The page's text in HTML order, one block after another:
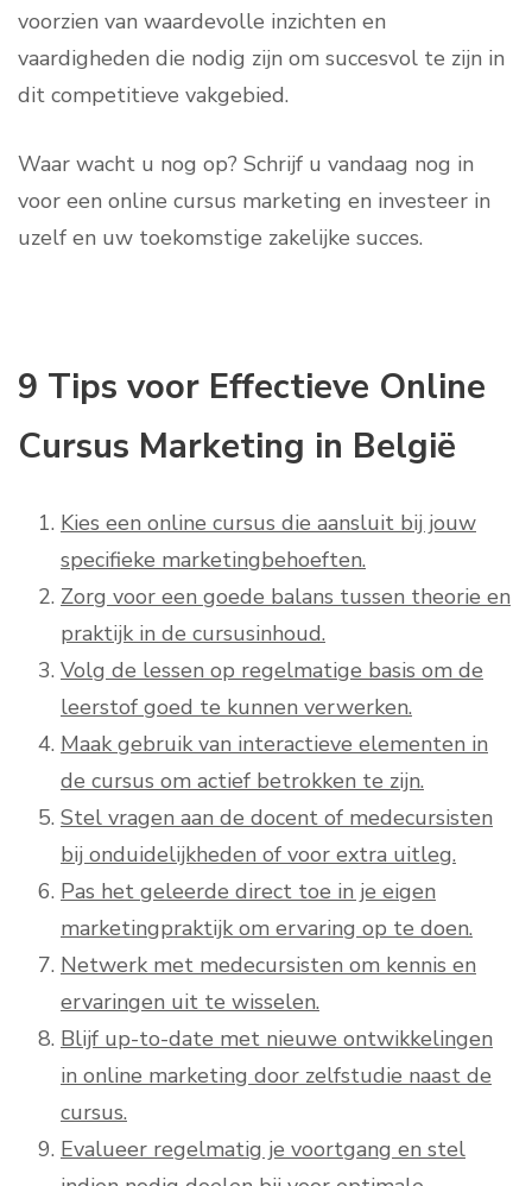
voorzien van waardevolle inzichten en
vaardigheden die nodig zijn om succesvol te zijn in
dit competitieve vakgebied.
Waar wacht u nog op? Schrijf u vandaag nog in
voor een online cursus marketing en investeer in
uzelf en uw toekomstige zakelijke succes.
9 Tips voor Effectieve Online
Cursus Marketing in België
Kies een online cursus die aansluit bij jouw
specifieke marketingbehoeften.
Zorg voor een goede balans tussen theorie en
praktijk in de cursusinhoud.
Volg de lessen op regelmatige basis om de
leerstof goed te kunnen verwerken.
Maak gebruik van interactieve elementen in
de cursus om actief betrokken te zijn.
Stel vragen aan de docent of medecursisten
bij onduidelijkheden of voor extra uitleg.
Pas het geleerde direct toe in je eigen
marketingpraktijk om ervaring op te doen.
Netwerk met medecursisten om kennis en
ervaringen uit te wisselen.
Blijf up-to-date met nieuwe ontwikkelingen
in online marketing door zelfstudie naast de
cursus.
Evalueer regelmatig je voortgang en stel